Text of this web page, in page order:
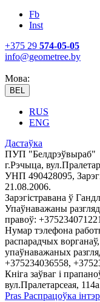
Fb
Inst
+375 29 574-05-05
info@geometree.by
Мова:
BEL
RUS
ENG
Дастаўка
ПУП "Белдрэўвыраб"
г.Рэчыца,
УНП 490428095,
21.08.2006.
Зарэгістравана ў
Упаўнаважаны
правоў:
Нумар тэлефона
распарадчых ворганаў,
упаўнаважаных
+375234036558,
Кніга заўваг і
вул.Пралетарсеая,
Pras Распрацоўка